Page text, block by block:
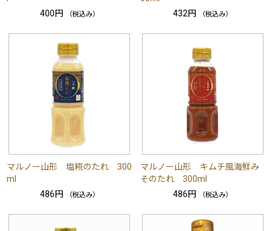
400円
（税込み）
432円
（税込み）
マルノー山形 塩糀のたれ 300
ml
486円
（税込み）
マルノー山形 キムチ風海鮮み
そのたれ 300ml
486円
（税込み）